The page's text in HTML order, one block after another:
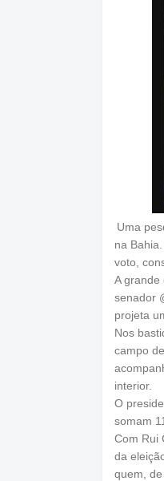
Uma
na
voto,
A grande
senador
projeta
Nos
campo
interior.
O
somam
Com Rui
da
quem,